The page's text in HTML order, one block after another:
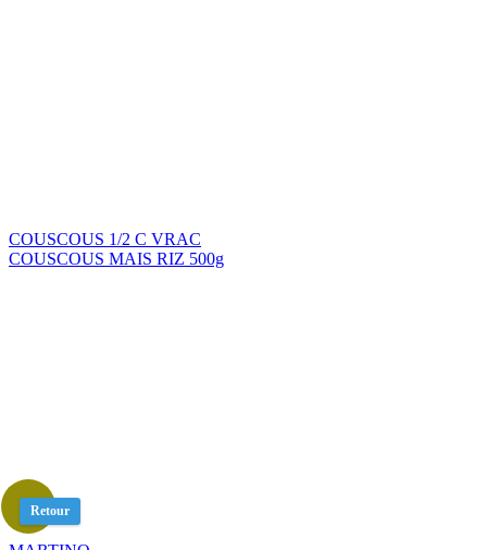
COUSCOUS 1/2 C VRAC
COUSCOUS MAIS RIZ 500g
Retour